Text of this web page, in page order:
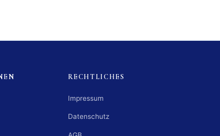
RECHTLICHES
Impressum
Datenschutz